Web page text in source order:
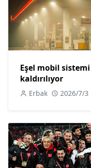
Eşel mobil
kaldırılıyor
Erbak 2026/7/3